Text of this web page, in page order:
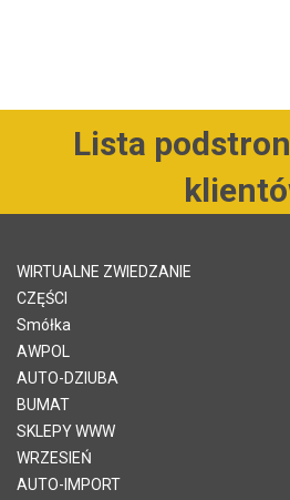
Lista
WIRTUALNE ZWIEDZANIE
CZĘŚCI
Smółka
AWPOL
AUTO-DZIUBA
BUMAT
SKLEPY WWW
WRZESIEŃ
AUTO-IMPORT